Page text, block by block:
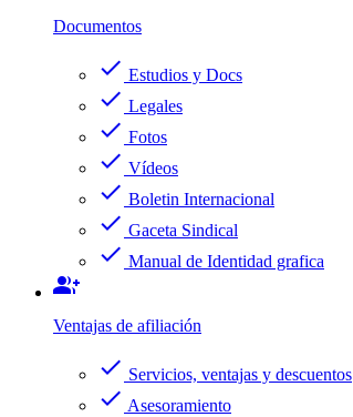
Documentos
check Estudios y Docs
check Legales
check Fotos
check Vídeos
check Boletin Internacional
check Gaceta Sindical
check Manual de Identidad grafica
group_add
Ventajas de afiliación
check Servicios, ventajas y descuentos
check Asesoramiento